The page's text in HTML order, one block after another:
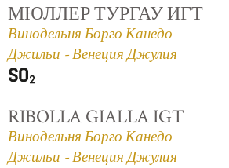
МЮЛЛЕР ТУРГАУ ИГТ
Винодельня Борго Канедо
Джильи - Венеция Джулия
RIBOLLA GIALLA IGT
Винодельня Борго Канедо
Джильи - Венеция Джулия